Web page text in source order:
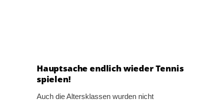
Hauptsache endlich wieder Tennis
spielen!
Auch die Altersklassen wurden nicht